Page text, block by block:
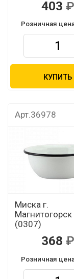
403
Розничная
КУПИТЬ
Арт.36978
Миска г.
Магнитогорск
(0307)
368
Розничная